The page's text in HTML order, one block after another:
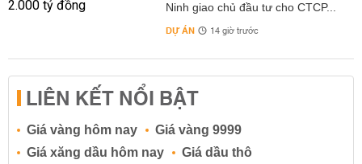
Ninh giao chủ đầu tư cho CTCP...
DỰ ÁN 14 giờ trước
LIÊN KẾT NỔI BẬT
Giá vàng hôm nay
Giá vàng 9999
Giá xăng dầu hôm nay
Giá dầu thô